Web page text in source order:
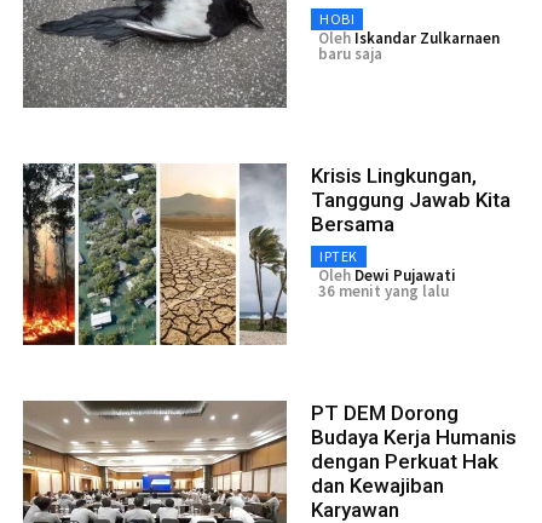
HOBI
Oleh Iskandar Zulkarnaen
baru saja
Krisis Lingkungan,
Tanggung Jawab Kita
Bersama
IPTEK
Oleh Dewi Pujawati
36 menit yang lalu
PT DEM Dorong
Budaya Kerja Humanis
dengan Perkuat Hak
dan Kewajiban
Karyawan